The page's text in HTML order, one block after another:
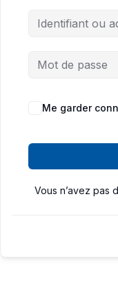
Me garder
Vous n’avez pas